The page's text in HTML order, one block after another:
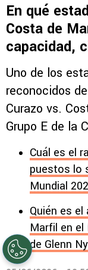
En qué
Costa de
capacidad,
Uno de los
reconocidos
Curazo vs.
Grupo E de la
Cuál es el
puestos lo
Mundial
Quién es
Marfil en
de Glenn